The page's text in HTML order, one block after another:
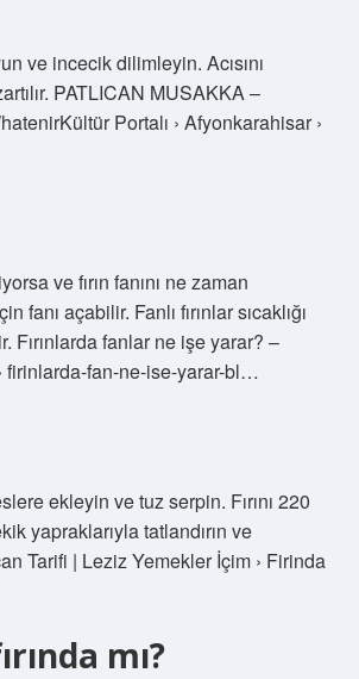
ve incecik dilimleyin. Acısını
PATLICAN MUSAKKA –
Portalı › Afyonkarahisar ›
ve fırın fanını ne zaman
açabilir. Fanlı fırınlar sıcaklığı
fanlar ne işe yarar? –
firinlarda-fan-ne-ise-yarar-bl…
ekleyin ve tuz serpin. Fırını 220
yapraklarıyla tatlandırın ve
Tarifi | Leziz Yemekler İçim › Firinda
mı?